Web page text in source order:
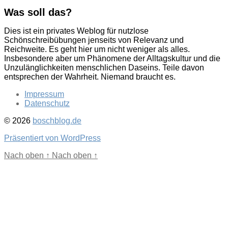
Beiträge
Was soll das?
Dies ist ein privates Weblog für nutzlose
Schönschreibübungen jenseits von Relevanz und
Reichweite. Es geht hier um nicht weniger als alles.
Insbesondere aber um Phänomene der Alltagskultur und die
Unzulänglichkeiten menschlichen Daseins. Teile davon
entsprechen der Wahrheit. Niemand braucht es.
Impressum
Datenschutz
© 2026 boschblog.de
Präsentiert von WordPress
Nach oben ↑ Nach oben ↑